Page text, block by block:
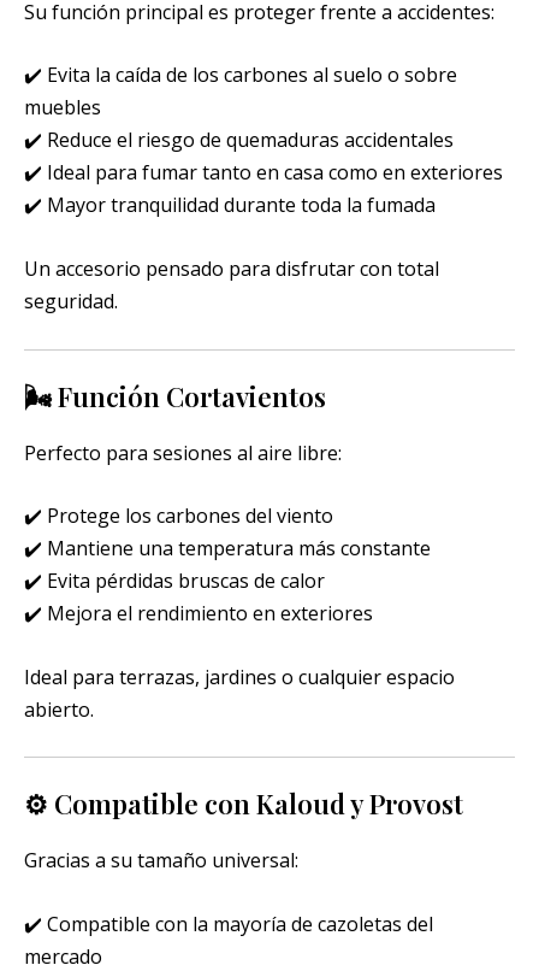
Su función principal es proteger frente a accidentes:
✔️ Evita la caída de los carbones al suelo o sobre
muebles
✔️ Reduce el riesgo de quemaduras accidentales
✔️ Ideal para fumar tanto en casa como en exteriores
✔️ Mayor tranquilidad durante toda la fumada
Un accesorio pensado para disfrutar con total
seguridad.
🌬️ Función Cortavientos
Perfecto para sesiones al aire libre:
✔️ Protege los carbones del viento
✔️ Mantiene una temperatura más constante
✔️ Evita pérdidas bruscas de calor
✔️ Mejora el rendimiento en exteriores
Ideal para terrazas, jardines o cualquier espacio
abierto.
⚙️ Compatible con Kaloud y Provost
Gracias a su tamaño universal:
✔️ Compatible con la mayoría de cazoletas del
mercado